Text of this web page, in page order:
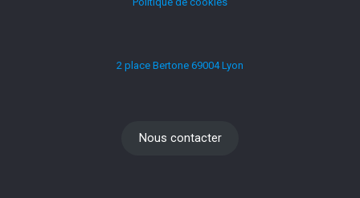
2 place Bertone 69004 Lyon
Nous contacter